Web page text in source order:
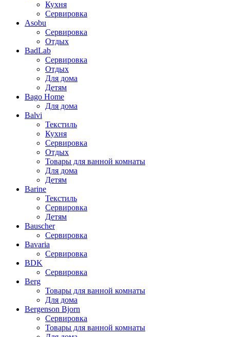
Кухня
Сервировка
Asobu
Сервировка
Отдых
BadLab
Сервировка
Отдых
Для дома
Детям
Bago Home
Для дома
Balvi
Текстиль
Кухня
Сервировка
Отдых
Товары для ванной комнаты
Для дома
Детям
Barine
Текстиль
Сервировка
Детям
Bauscher
Сервировка
Bavaria
Сервировка
BDK
Сервировка
Berg
Товары для ванной комнаты
Для дома
Bergenson Bjorn
Сервировка
Товары для ванной комнаты